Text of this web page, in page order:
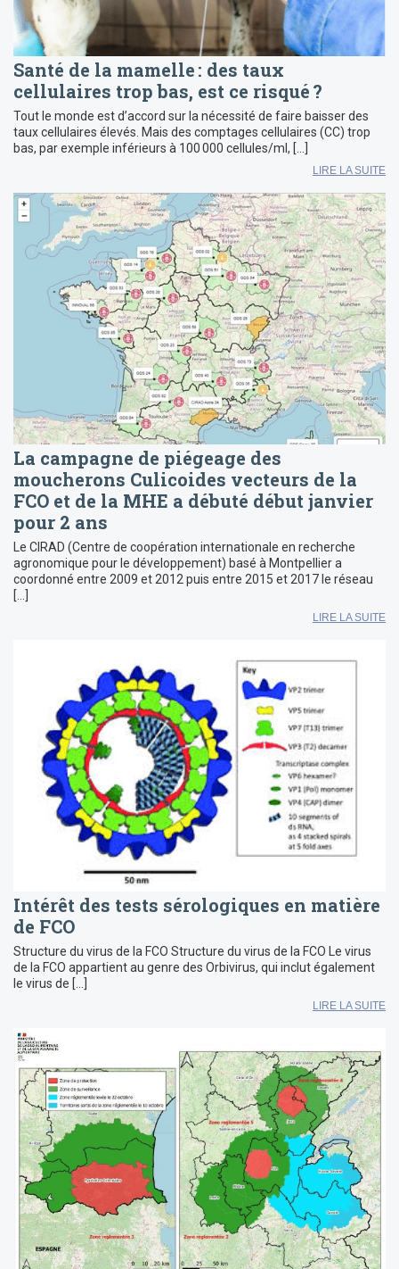
Santé de la mamelle : des taux
cellulaires trop bas, est ce risqué ?
Tout le monde est d’accord sur la nécessité de faire baisser des
taux cellulaires élevés. Mais des comptages cellulaires (CC) trop
bas, par exemple inférieurs à 100 000 cellules/ml, […]
LIRE LA SUITE
La campagne de piégeage des
moucherons Culicoides vecteurs de la
FCO et de la MHE a débuté début janvier
pour 2 ans
Le CIRAD (Centre de coopération internationale en recherche
agronomique pour le développement) basé à Montpellier a
coordonné entre 2009 et 2012 puis entre 2015 et 2017 le réseau
[…]
LIRE LA SUITE
Intérêt des tests sérologiques en matière
de FCO
Structure du virus de la FCO Structure du virus de la FCO Le virus
de la FCO appartient au genre des Orbivirus, qui inclut également
le virus de […]
LIRE LA SUITE